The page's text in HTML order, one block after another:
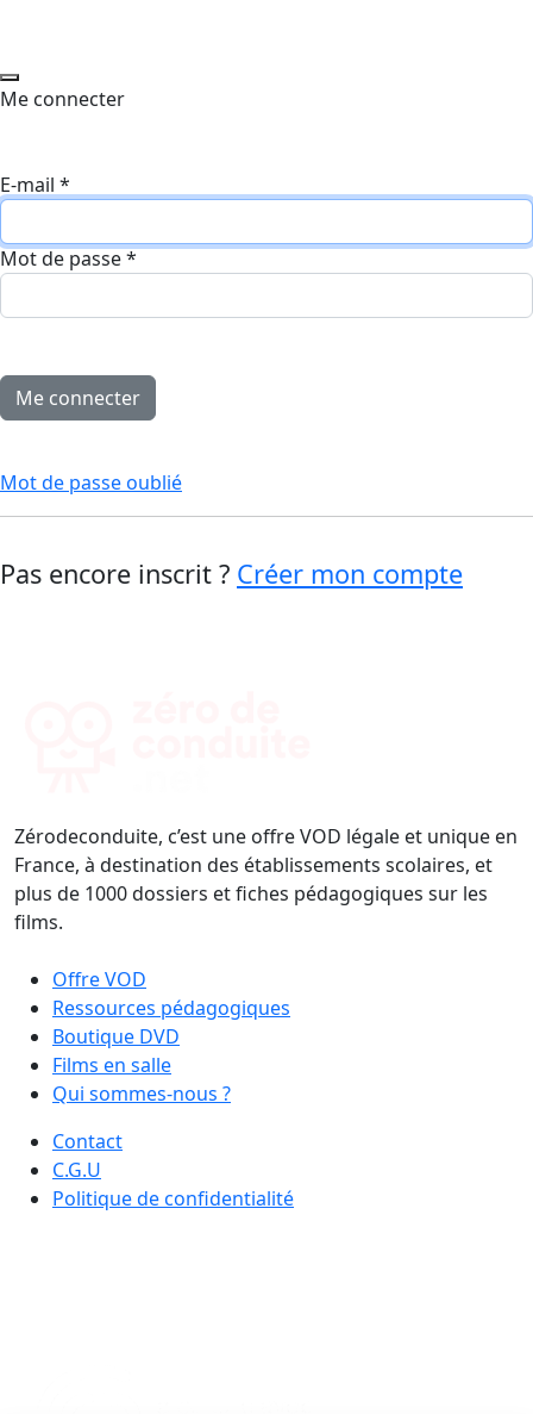
Me connecter
E-mail *
Mot de passe*
Mot de passe oublié
Pas encore inscrit ? Créer mon compte
Zérodeconduite, c’est une offre VOD légale et unique en
France, à destination des établissements scolaires, et
plus de 1000 dossiers et fiches pédagogiques sur les
films.
Offre VOD
Ressources pédagogiques
Boutique DVD
Films en salle
Qui sommes-nous ?
Contact
C.G.U
Politique de confidentialité